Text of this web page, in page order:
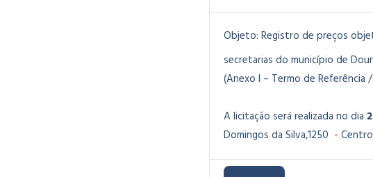
Objeto: Registro de preços
secretarias do município de
(Anexo I – Termo de Referência
A licitação será realizada no dia
Domingos da Silva,1250 -